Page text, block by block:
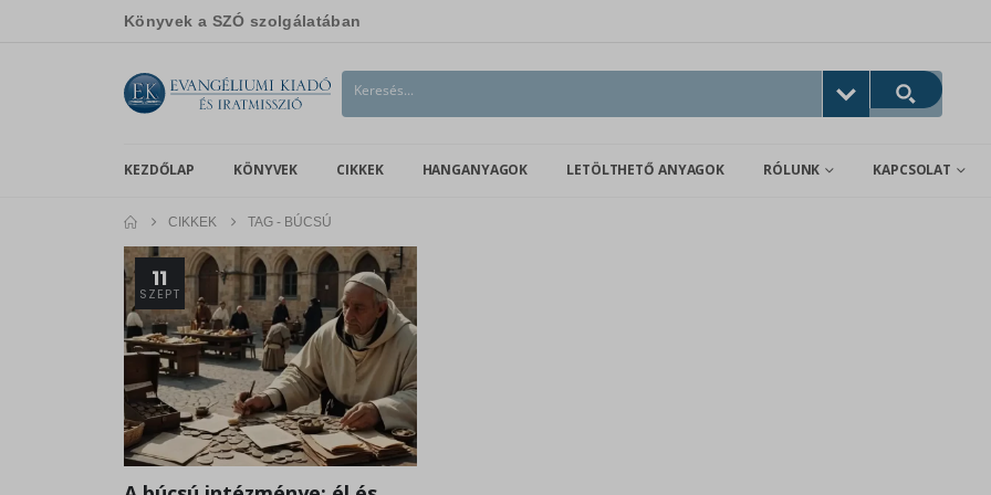
Könyvek a SZÓ szolgálatában
KEZDŐLAP KÖNYVEK CIKKEK HANGANYAGOK LETÖLTHETŐ ANYAGOK RÓLUNK KAPCSOLAT
CIKKEK TAG - BÚCSÚ
11
SZEPT